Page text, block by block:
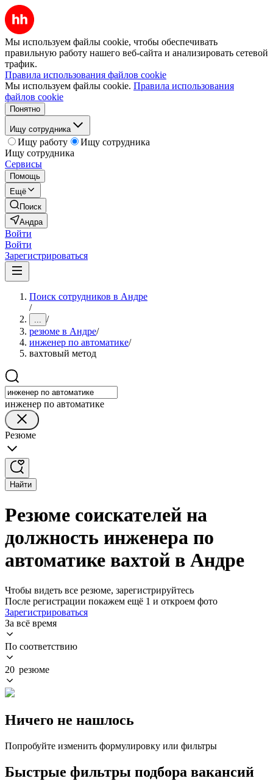
Мы используем файлы cookie, чтобы обеспечивать
правильную работу нашего веб-сайта и анализировать сетевой
трафик.
Правила использования файлов cookie
Мы используем файлы cookie. Правила использования
файлов cookie
Понятно
Ищу сотрудника
Ищу работу
Ищу сотрудника
Ищу сотрудника
Сервисы
Помощь
Ещё
Поиск
Андра
Войти
Войти
Зарегистрироваться
Поиск сотрудников в Андре
/
... /
резюме в Андре/
инженер по автоматике/
вахтовый метод
инженер по автоматике
Резюме
Найти
Резюме соискателей на
должность инженера по
автоматике вахтой в Андре
Чтобы видеть все резюме, зарегистрируйтесь
После регистрации покажем ещё 1 и откроем фото
Зарегистрироваться
За всё время
По соответствию
20 резюме
Ничего не нашлось
Попробуйте изменить формулировку или фильтры
Быстрые фильтры подбора вакансий